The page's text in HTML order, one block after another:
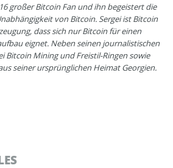
großer Bitcoin Fan und ihn begeistert die
von Bitcoin. Sergei ist Bitcoin
dass sich nur Bitcoin für einen
eignet. Neben seinen journalistischen
Bitcoin Mining und Freistil-Ringen sowie
seiner ursprünglichen Heimat Georgien.